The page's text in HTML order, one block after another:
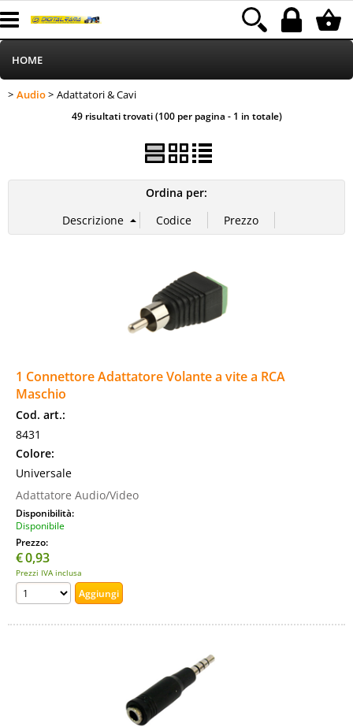
Categoria: HOME>Audio
HOME
Informatica
Stampa
MEDIACOM
Audio Adattatori & Cavi
49 risultati trovati (100 per pagina - 1 in totale)
Ordina per:
1 Connettore Adattatore Volante a vite a RCA
Maschio
Cod. art.:
8431
Colore:
Universale
Adattatore Audio/Video
Disponibilità:
Disponibile
Prezzo:
€0,93
Prezzi IVA inclusa